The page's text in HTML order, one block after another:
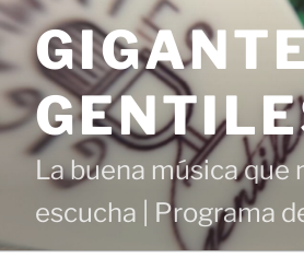
Saltar
contenido
La buena música que
escucha | Programa